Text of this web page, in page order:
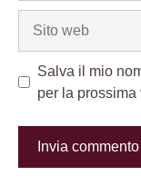
Salva il mio
per la prossima